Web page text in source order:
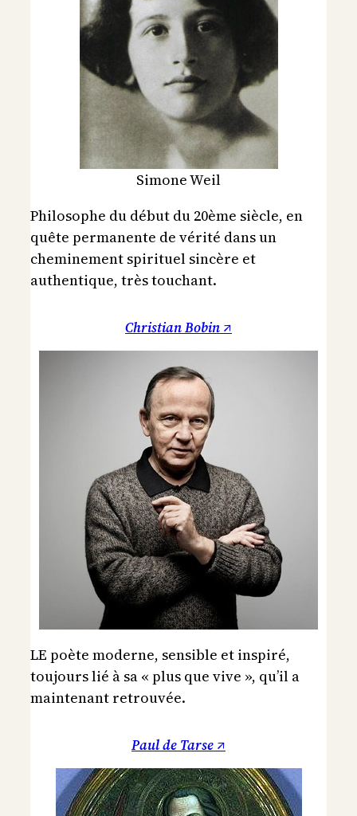
Simone Weil
Philosophe du début du 20ème siècle, en
quête permanente de vérité dans un
cheminement spirituel sincère et
authentique, très touchant.
Christian Bobin ↗
LE poète moderne, sensible et inspiré,
toujours lié à sa « plus que vive », qu’il a
maintenant retrouvée.
Paul de Tarse ↗